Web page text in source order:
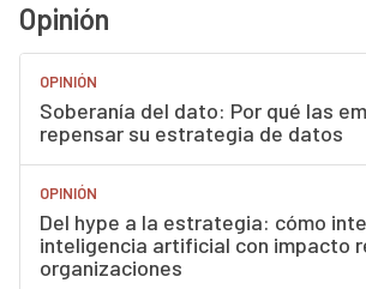
Opinión
OPINIÓN
Soberanía del dato: Por qué las
repensar su estrategia de datos
OPINIÓN
Del hype a la estrategia: cómo
inteligencia artificial con impacto
organizaciones